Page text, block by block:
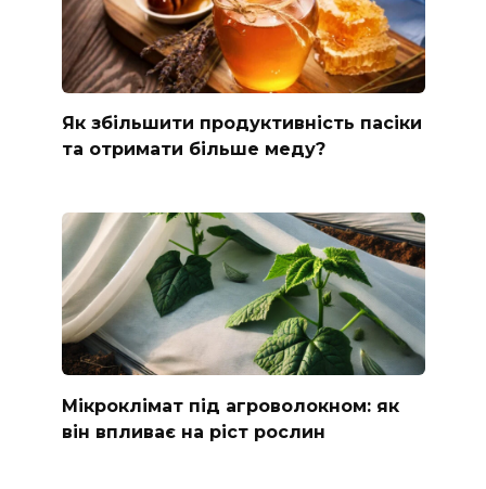
Як збільшити продуктивність пасіки
та отримати більше меду?
Мікроклімат під агроволокном: як
він впливає на ріст рослин